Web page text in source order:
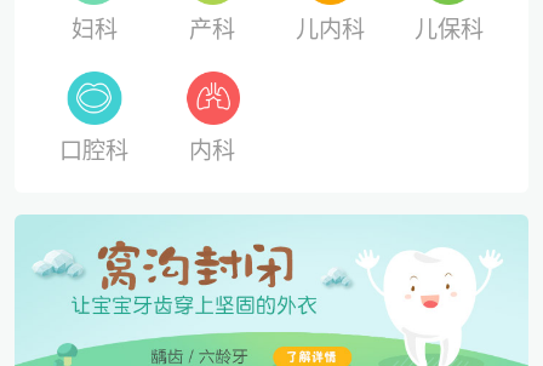
妇科 产科 儿内科 儿保科
口腔科 内科